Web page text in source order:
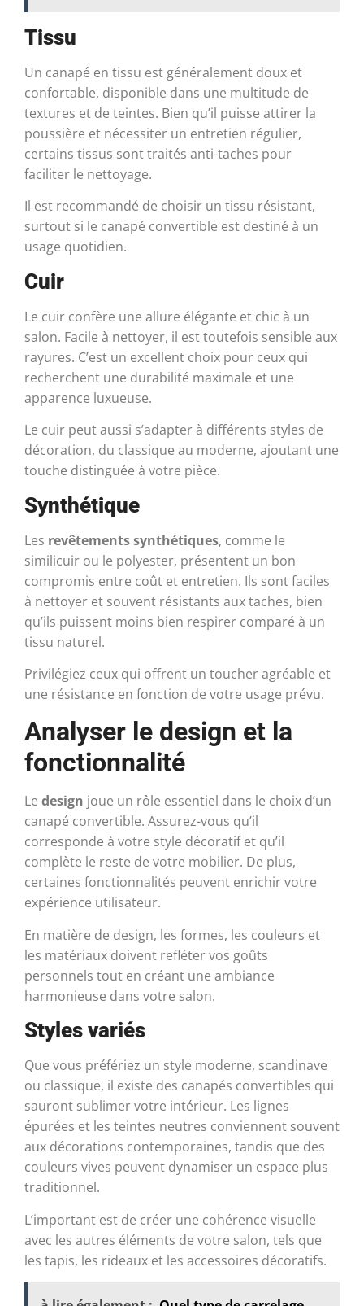
Tissu
Un canapé en tissu est généralement doux et
confortable, disponible dans une multitude de
textures et de teintes. Bien qu’il puisse attirer la
poussière et nécessiter un entretien régulier,
certains tissus sont traités anti-taches pour
faciliter le nettoyage.
Il est recommandé de choisir un tissu résistant,
surtout si le canapé convertible est destiné à un
usage quotidien.
Cuir
Le cuir confère une allure élégante et chic à un
salon. Facile à nettoyer, il est toutefois sensible aux
rayures. C’est un excellent choix pour ceux qui
recherchent une durabilité maximale et une
apparence luxueuse.
Le cuir peut aussi s’adapter à différents styles de
décoration, du classique au moderne, ajoutant une
touche distinguée à votre pièce.
Synthétique
Les revêtements synthétiques, comme le
similicuir ou le polyester, présentent un bon
compromis entre coût et entretien. Ils sont faciles
à nettoyer et souvent résistants aux taches, bien
qu’ils puissent moins bien respirer comparé à un
tissu naturel.
Privilégiez ceux qui offrent un toucher agréable et
une résistance en fonction de votre usage prévu.
Analyser le design et la
fonctionnalité
Le design joue un rôle essentiel dans le choix d’un
canapé convertible. Assurez-vous qu’il
corresponde à votre style décoratif et qu’il
complète le reste de votre mobilier. De plus,
certaines fonctionnalités peuvent enrichir votre
expérience utilisateur.
En matière de design, les formes, les couleurs et
les matériaux doivent refléter vos goûts
personnels tout en créant une ambiance
harmonieuse dans votre salon.
Styles variés
Que vous préfériez un style moderne, scandinave
ou classique, il existe des canapés convertibles qui
sauront sublimer votre intérieur. Les lignes
épurées et les teintes neutres conviennent souvent
aux décorations contemporaines, tandis que des
couleurs vives peuvent dynamiser un espace plus
traditionnel.
L’important est de créer une cohérence visuelle
avec les autres éléments de votre salon, tels que
les tapis, les rideaux et les accessoires décoratifs.